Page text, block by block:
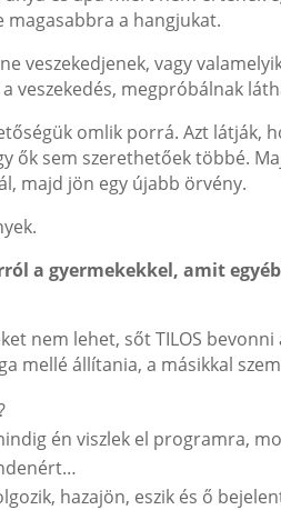
magasabbra a hangjukat.
veszekedjenek, vagy
veszekedés, megpróbálnak
omlik porrá. Azt látják,
ők sem szerethetőek többé.
majd jön egy újabb örvény.
a gyermekekkel, amit
nem lehet, sőt TILOS
mellé állítania, a másikkal
én viszlek el programra,
hazajön, eszik és ő